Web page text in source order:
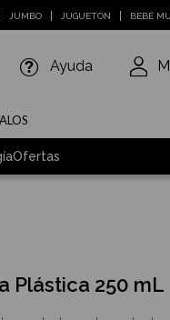
JUMBO JUGUETÓN BEBÉ
Ayuda
Ofertas
Plástica 250 mL